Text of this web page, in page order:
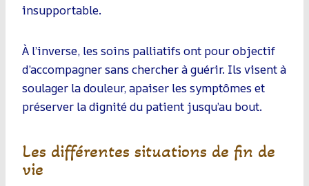
insupportable.
À l’inverse, les soins palliatifs ont pour objectif
d’accompagner sans chercher à guérir. Ils visent à
soulager la douleur, apaiser les symptômes et
préserver la dignité du patient jusqu’au bout.
Les différentes situations de fin de
vie